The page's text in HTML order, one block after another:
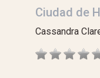
Ciudad de
Cassandra